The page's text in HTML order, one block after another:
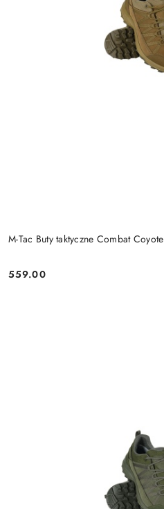
M-Tac Buty taktyczne Combat Coyote
Cena:
559.00